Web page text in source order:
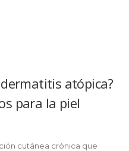
dermatitis atópica?
para la piel
cutánea crónica que